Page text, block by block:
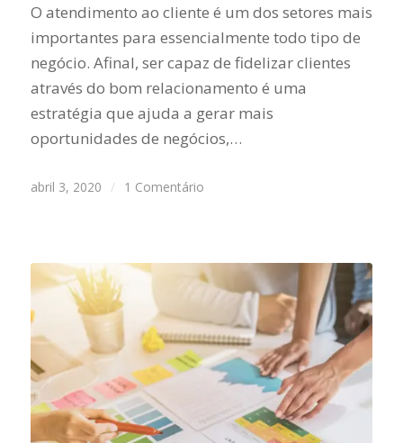
O atendimento ao cliente é um dos setores mais
importantes para essencialmente todo tipo de
negócio. Afinal, ser capaz de fidelizar clientes
através do bom relacionamento é uma
estratégia que ajuda a gerar mais
oportunidades de negócios,…
abril 3, 2020 / 1 Comentário